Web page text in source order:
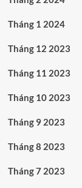
Tháng 1 2024
Tháng 12 2023
Tháng 11 2023
Tháng 10 2023
Tháng 9 2023
Tháng 8 2023
Tháng 7 2023